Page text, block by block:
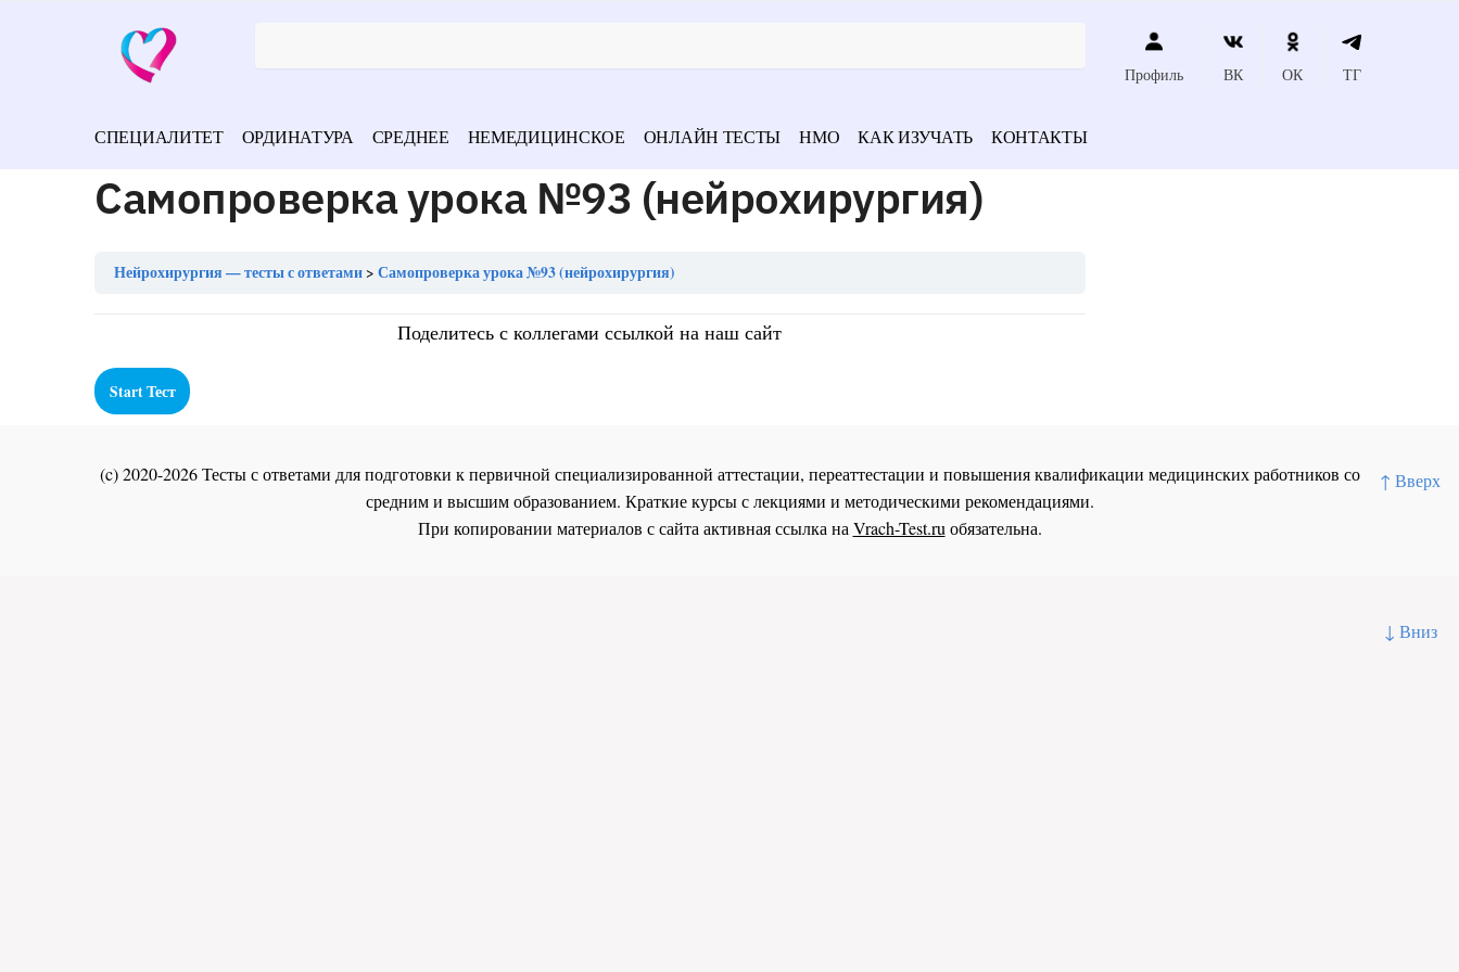
↑ Вверх
↓ Вниз
Профиль ВК ОК ТГ
СПЕЦИАЛИТЕТ ОРДИНАТУРА СРЕДНЕЕ НЕМЕДИЦИНСКОЕ ОНЛАЙН ТЕСТЫ НМО КАК ИЗУЧАТЬ КОНТАКТЫ
Самопроверка урока №93 (нейрохирургия)
Нейрохирургия — тесты с ответами Самопроверка урока №93 (нейрохирургия)
Поделитесь с коллегами ссылкой на наш сайт
(c) 2020-2026 Тесты с ответами для подготовки к первичной специализированной аттестации, переаттестации и повышения квалификации медицинских работников со
средним и высшим образованием. Краткие курсы с лекциями и методическими рекомендациями.
При копировании материалов с сайта активная ссылка на Vrach-Test.ru обязательна.